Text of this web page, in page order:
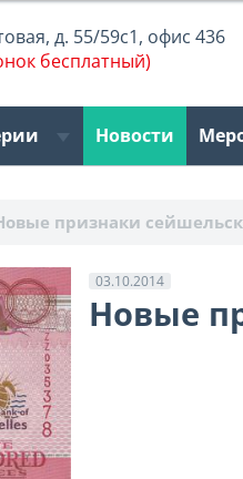
д. 55/59с1, офис 436
бесплатный)
Новости
признаки
03.10.2014
Новые